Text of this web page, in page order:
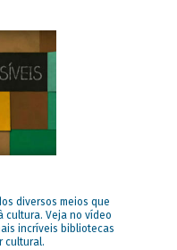
diversos meios que
cultura. Veja no vídeo
incríveis bibliotecas
cultural.